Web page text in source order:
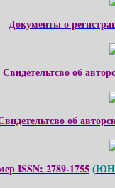
Документы о
Свидетельтсво об
об
ISSN: 2789-1755 (